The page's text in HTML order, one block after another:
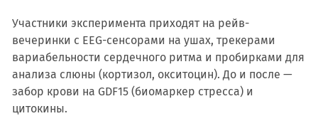
Участники эксперимента приходят на рейв-
вечеринки с EEG-сенсорами на ушах, трекерами
вариабельности сердечного ритма и пробирками для
анализа слюны (кортизол, окситоцин). До и после —
забор крови на GDF15 (биомаркер стресса) и
цитокины.